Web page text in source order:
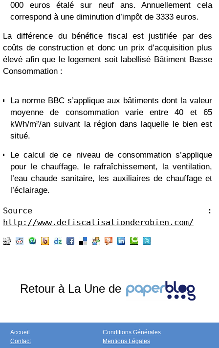
000 euros étalé sur neuf ans. Annuellement cela
correspond à une diminution d’impôt de 3333 euros.
La différence du bénéfice fiscal est justifiée par des
coûts de construction et donc un prix d’acquisition plus
élevé afin que le logement soit labellisé Bâtiment Basse
Consommation :
La norme BBC s’applique aux bâtiments dont la valeur
moyenne de consommation varie entre 40 et 65
kWh/m²/an suivant la région dans laquelle le bien est
situé.
Le calcul de ce niveau de consommation s’applique
pour le chauffage, le rafraîchissement, la ventilation,
l’eau chaude sanitaire, les auxiliaires de chauffage et
l’éclairage.
http://www.defiscalisationderobien.com/
Retour à La Une de
Accueil
Contact
Conditions Générales
Mentions Légales